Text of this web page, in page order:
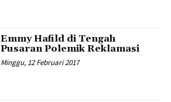
Emmy Hafild di Tengah
Pusaran Polemik Reklamasi
Minggu, 12 Februari 2017